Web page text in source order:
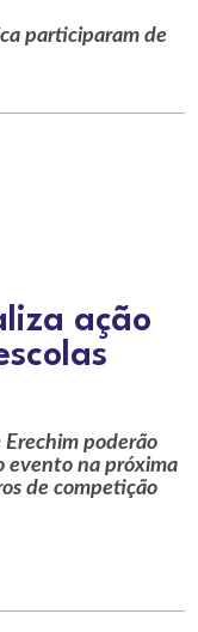
participaram de
ação
poderão
evento na próxima
de competição